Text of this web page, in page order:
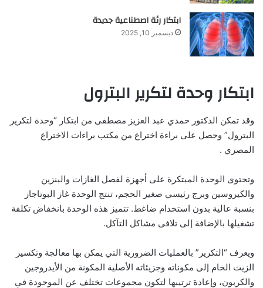
ابتكار رئة اصطناعية جديدة
ديسمبر 10, 2025
ابتكار وحدة لتكرير البترول
وقد تمكن الدكتور حمدي عبد العزيز مصطفى من ابتكار “وحدة لتكرير
البترول” وحصل على براءة اختراع من مكتب براءات الاختراع
المصري .
وتحتوى الوحدة المبتكرة على أجهزة لفصل الغازات والبنزين
والكيروسين وبرج رئيسي صغير الحجم، تنتج الوحدة غاز البوتاجاز
بنسبة عالية بدون استخدام ضاغط. تتميز هذه الوحدة بانخفاض تكلفة
تشغيلها بالإضافة إلى تلافى مشاكل التآكل.
ويعرف “التكرير” بالعمليات الضرورية التي يمكن بها معالجة وتكسير
الزيت الخام إلى مكوناته وجزيئاته الأصلية المكونة من الأيدروجين
والكربون، وإعادة ترتيبها لتكون مجموعات تختلف عن الموجودة في